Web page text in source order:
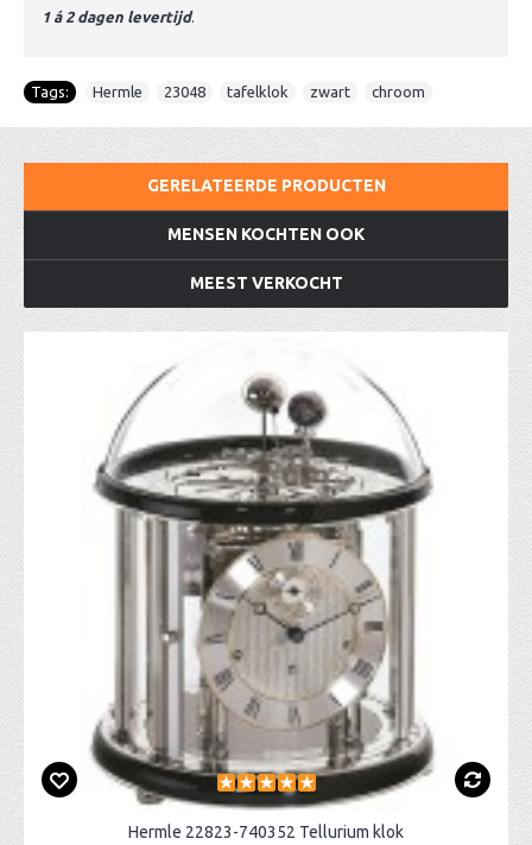
1 á 2 dagen levertijd.
Tags: Hermle 23048 tafelklok zwart chroom
GERELATEERDE PRODUCTEN
MENSEN KOCHTEN OOK
MEEST VERKOCHT
Hermle 22823-740352 Tellurium klok